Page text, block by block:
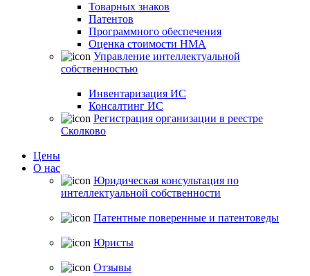
Товарных знаков
Патентов
Программного обеспечения
Оценка стоимости НМА
Управление интеллектуальной
собственностью
Инвентаризация ИС
Консалтинг ИС
Регистрация организации в реестре
Сколково
Цены
О нас
Юридическая консультация по
интеллектуальной собственности
Патентные поверенные и патентоведы
Юристы
Отзывы